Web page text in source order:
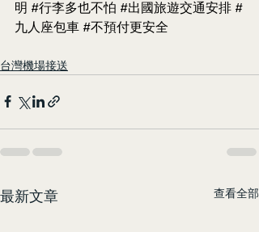
明 #行李多也不怕 #出國旅遊交通安排 #
九人座包車 #不預付更安全
台灣機場接送
最新文章 查看全部